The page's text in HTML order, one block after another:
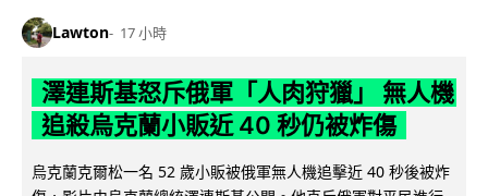
Lawton 17 小時
澤連斯基怒斥俄軍「人肉狩獵」 無人機
追殺烏克蘭小販近 40 秒仍被炸傷
烏克蘭克爾松一名 52 歲小販被俄軍無人機追擊近 40 秒後被炸